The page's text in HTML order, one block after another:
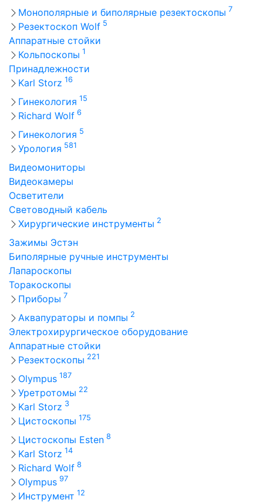
Монополярные и биполярные резектоскопы 7
Резектоскоп Wolf 5
Аппаратные стойки
Кольпоскопы 1
Принадлежности
Karl Storz 16
Гинекология 15
Richard Wolf 6
Гинекология 5
Урология 581
Видеомониторы
Видеокамеры
Осветители
Световодный кабель
Хирургические инструменты 2
Зажимы Эстэн
Биполярные ручные инструменты
Лапароскопы
Торакоскопы
Приборы 7
Аквапураторы и помпы 2
Электрохирургическое оборудование
Аппаратные стойки
Резектоскопы 221
Olympus 187
Уретротомы 22
Karl Storz 3
Цистоскопы 175
Цистоскопы Esten 8
Karl Storz 14
Richard Wolf 8
Olympus 97
Инструмент 12